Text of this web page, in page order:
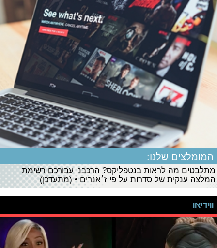
המומלצים שלנו:
מתלבטים מה לראות בנטפליקס? הרכבנו עבורכם רשימת
המלצה ענקית של סדרות על פי ז׳אנרים • (מתעדכן)
ווידיאו